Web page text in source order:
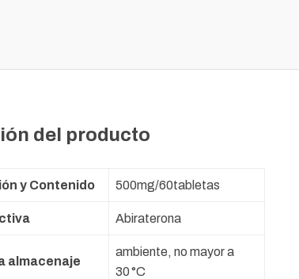
del producto
y Contenido 500mg/60tabletas
Abiraterona
almacenaje
ambiente, no mayor a
30 °C